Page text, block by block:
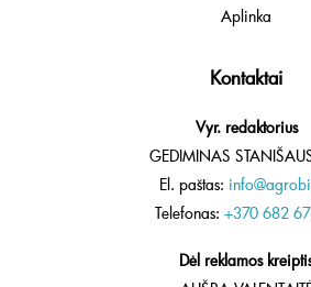
Aplinka
Kontaktai
Vyr. redaktorius
GEDIMINAS
El. paštas:
Telefonas: +370 682
Dėl reklamos